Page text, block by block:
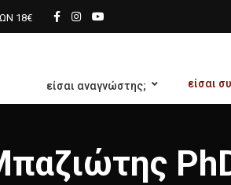
18€
είσαι αναγνώστης; είσαι